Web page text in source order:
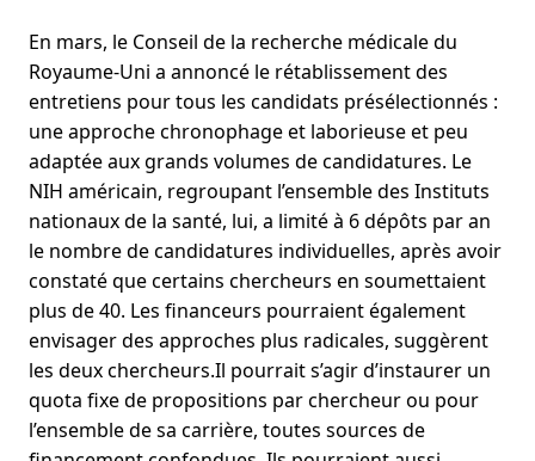
En mars, le Conseil de la recherche médicale du
Royaume-Uni a annoncé le rétablissement des
entretiens pour tous les candidats présélectionnés :
une approche chronophage et laborieuse et peu
adaptée aux grands volumes de candidatures. Le
NIH américain, regroupant l’ensemble des Instituts
nationaux de la santé, lui, a limité à 6 dépôts par an
le nombre de candidatures individuelles, après avoir
constaté que certains chercheurs en soumettaient
plus de 40. Les financeurs pourraient également
envisager des approches plus radicales, suggèrent
les deux chercheurs.Il pourrait s’agir d’instaurer un
quota fixe de propositions par chercheur ou pour
l’ensemble de sa carrière, toutes sources de